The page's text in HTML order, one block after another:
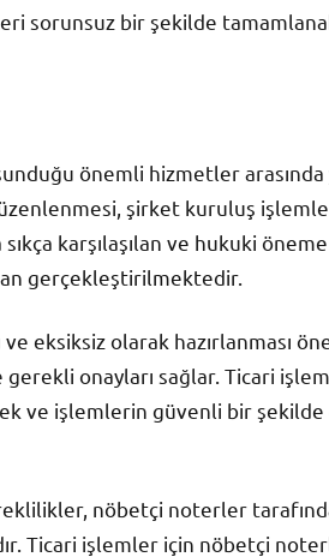
sorunsuz bir şekilde
önemli hizmetler
şirket kuruluş
karşılaşılan ve hukuki
gerçekleştirilmektedir.
eksiksiz olarak hazırlanması
onayları sağlar. Ticari
ve işlemlerin güvenli bir
nöbetçi noterler
Ticari işlemler için nöbetçi